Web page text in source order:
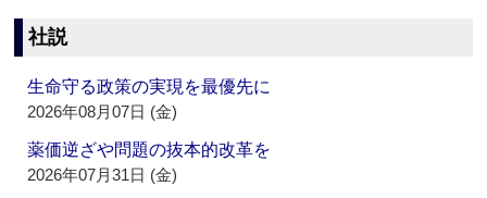
社説
生命守る政策の実現を最優先に
2026年08月07日 (金)
薬価逆ざや問題の抜本的改革を
2026年07月31日 (金)